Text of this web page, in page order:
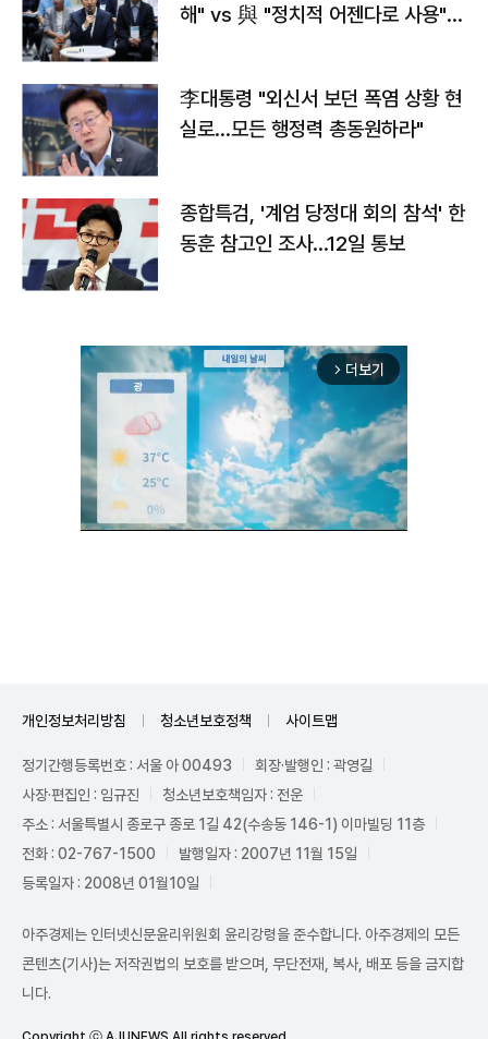
해" vs 與 "정치적 어젠다로 사용"
李대통령 "외신서 보던 폭염 상황 현
실로…모든 행정력 총동원하라"
종합특검, '계엄 당정대 회의 참석' 한
동훈 참고인 조사...12일 통보
arrow_forward_ios 더보기
개인정보처리방침 청소년보호정책 사이트맵
정기간행등록번호 : 서울 아 00493
회장·발행인 : 곽영길
사장·편집인 : 임규진
청소년보호책임자 : 전운
주소 : 서울특별시 종로구 종로 1길 42(수송동 146-1) 이마빌딩 11층
전화 : 02-767-1500
발행일자 : 2007년 11월 15일
등록일자 : 2008년 01월10일
아주경제는 인터넷신문윤리위원회 윤리강령을 준수합니다. 아주경제의 모든
콘텐츠(기사)는 저작권법의 보호를 받으며, 무단전재, 복사, 배포 등을 금지합
니다.